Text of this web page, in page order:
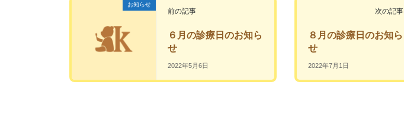
お知らせ
前の記事
６月の診療日のお知ら
せ
2022年5月6日
次の記事
８月の診療日のお知ら
せ
2022年7月1日